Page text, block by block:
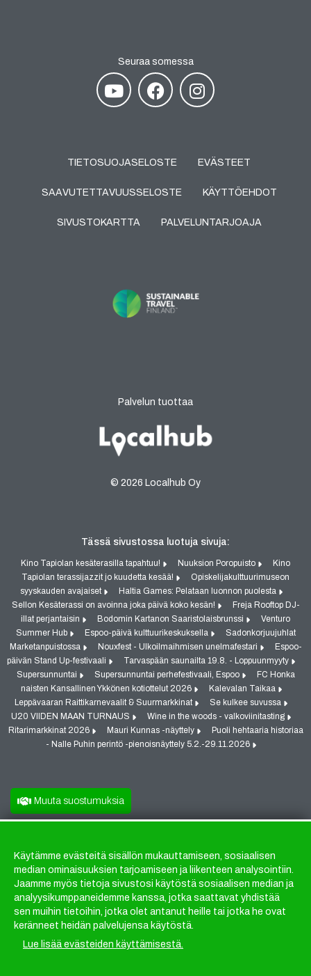
Seuraa somessa
TIETOSUOJASELOSTE EVÄSTEET
SAAVUTETTAVUUSSELOSTE KÄYTTÖEHDOT
SIVUSTOKARTTA PALVELUNTARJOAJA
Palvelun tuottaa
© 2026 Localhub Oy
Tässä sivustossa luotuja sivuja:
Kino Tapiolan kesäterasilla tapahtuu! Nuuksion Poropuisto
Kino
Tapiolan terassijazzit jo kuudetta kesää!
Opiskelijakulttuurimuseon
syyskauden avajaiset
Haltia Games: Pelataan luonnon puolesta
Sellon Kesäterassi on avoinna joka päivä koko kesän!
Freja Rooftop DJ-
illat perjantaisin
Bodomin Kartanon Saaristolaisbrunssi
Venturo
Summer Hub
Espoo-päivä kulttuurikeskuksella
Sadonkorjuujuhlat
Marketanpuistossa
Nouxfest - Ulkoilmaihmisen unelmafestari
Espoo-
päivän Stand Up-festivaali
Tarvaspään saunailta 19.8. - Loppuunmyyty
Supersunnuntai
Supersunnuntai perhefestivaali, Espoo
FC Honka
naisten Kansallinen Ykkönen kotiottelut 2026
Kalevalan Taikaa
Leppävaaran Raittikarnevaalit & Suurmarkkinat
Se kulkee suvussa
U20 VIIDEN MAAN TURNAUS
Wine in the woods - valkoviinitasting
Ritarimarkkinat 2026
Mauri Kunnas -näyttely
Puoli hehtaaria historiaa
- Nalle Puhin perintö -pienoisnäyttely 5.2.-29.11.2026
Muuta suostumuksia
Evästeet
Käytämme evästeitä sisällön mukauttamiseen, sosiaalisen
median ominaisuuksien tarjoamiseen ja liikenteen analysointiin.
Jaamme myös tietoja sivustosi käytöstä sosiaalisen median ja
analyysikumppaneidemme kanssa, jotka saattavat yhdistää
sen muihin tietoihin, jotka olet antanut heille tai jotka he ovat
keränneet heidän palvelujensa käytöstä.
Lue lisää evästeiden käyttämisestä.